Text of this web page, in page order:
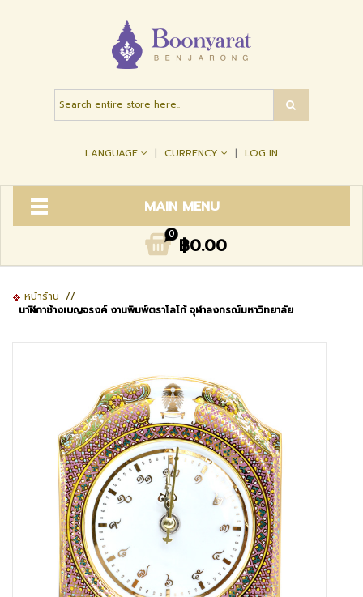
LANGUAGE CURRENCY LOG IN
MAIN MENU
0 ฿0.00
หน้าร้าน //
นาฬิกาช้างเบญจรงค์ งานพิมพ์ตราโลโก้ จุฬาลงกรณ์มหาวิทยาลัย